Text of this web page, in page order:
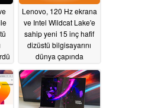
Lenovo, 120 Hz ekrana
ve Intel Wildcat Lake'e
sahip yeni 15 inç hafif
dizüstü bilgisayarını
dünya çapında
05/23/2026